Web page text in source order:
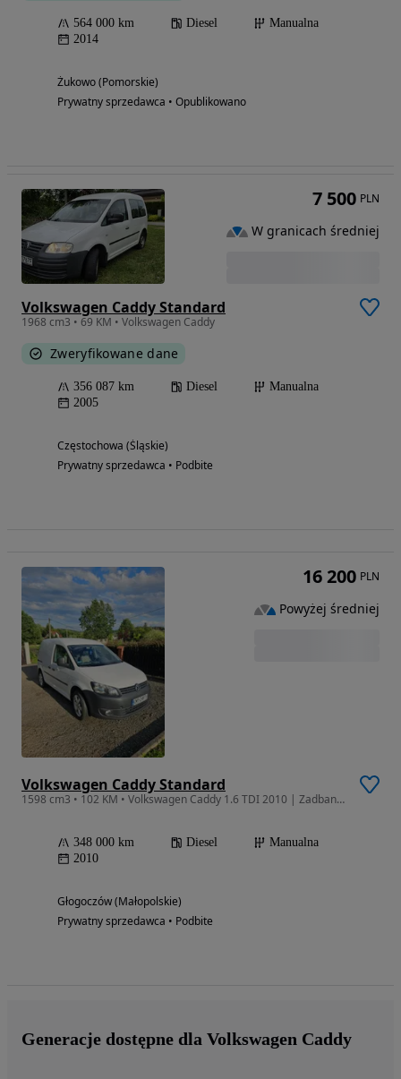
564 000 km Diesel
Manualna
2014
Żukowo (Pomorskie)
Prywatny sprzedawca • Opublikowano
Volkswagen Caddy Standard
1968 cm3 • 69 KM • Volkswagen Caddy
Zweryfikowane dane
356 087 km Diesel
Manualna
2005
Częstochowa (Śląskie)
Prywatny sprzedawca • Podbite
7 500 PLN
W granicach średniej
Volkswagen Caddy Standard
1598 cm3 • 102 KM • Volkswagen Caddy 1.6 TDI 2010 | Zadbany | Serwisowany | Komplet kół zi
348 000 km Diesel
Manualna
2010
Głogoczów (Małopolskie)
Prywatny sprzedawca • Podbite
16 200 PLN
Powyżej średniej
Generacje dostępne dla Volkswagen Caddy